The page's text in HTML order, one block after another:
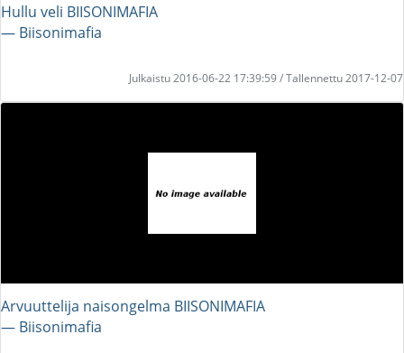
Hullu veli BIISONIMAFIA
― Biisonimafia
Julkaistu 2016-06-22 17:39:59 / Tallennettu 2017-12-07
Arvuuttelija naisongelma BIISONIMAFIA
― Biisonimafia